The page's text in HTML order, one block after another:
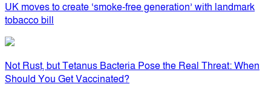
UK moves to create ‘smoke-free generation’ with landmark
tobacco bill
Not Rust, but Tetanus Bacteria Pose the Real Threat: When
Should You Get Vaccinated?